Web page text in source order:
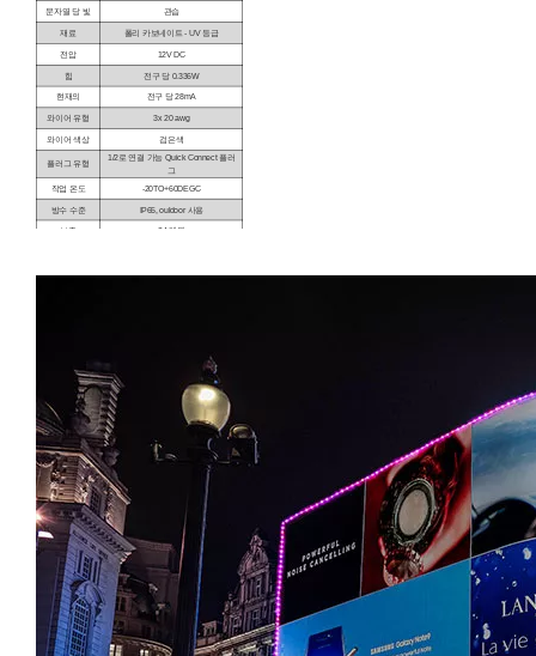
문자열 당 빛
관습
재료 폴리 카보네이트 - UV 등급
전압 12V DC
힘 전구 당 0.336W
현재의 전구 당 28mA
와이어 유형 3x 20 awg
와이어 색상 검은색
플러그 유형
1/2로 연결 가능 Quick Connect 플러
그
작업 온도
-20TO+60DEGC
방수 수준 IP65, ouldoor 사용
보증 24 개월